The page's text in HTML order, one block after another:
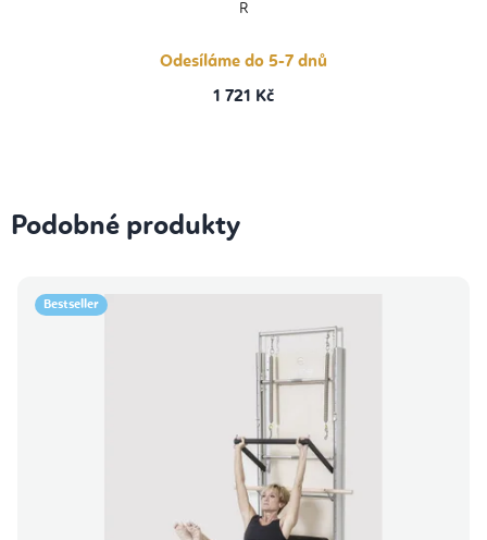
R
Odesíláme do 5-7 dnů
1 721 Kč
Podobné produkty
Bestseller